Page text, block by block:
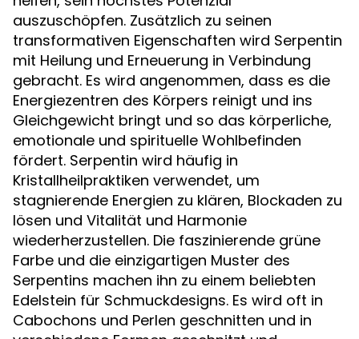
auszuschöpfen. Zusätzlich zu seinen
transformativen Eigenschaften wird Serpentin
mit Heilung und Erneuerung in Verbindung
gebracht. Es wird angenommen, dass es die
Energiezentren des Körpers reinigt und ins
Gleichgewicht bringt und so das körperliche,
emotionale und spirituelle Wohlbefinden
fördert. Serpentin wird häufig in
Kristallheilpraktiken verwendet, um
stagnierende Energien zu klären, Blockaden zu
lösen und Vitalität und Harmonie
wiederherzustellen. Die faszinierende grüne
Farbe und die einzigartigen Muster des
Serpentins machen ihn zu einem beliebten
Edelstein für Schmuckdesigns. Es wird oft in
Cabochons und Perlen geschnitten und in